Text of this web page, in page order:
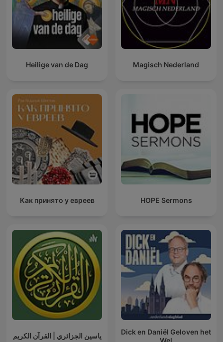
Heilige van de Dag Magisch Nederland
Как принято у евреев HOPE Sermons
ياسين الجزائري | القرآن الكريم
Dick en Daniël Geloven het
Wel